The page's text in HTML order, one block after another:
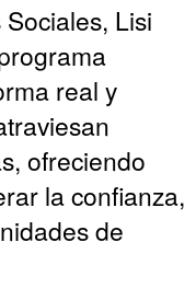
Lisi
real y
ofreciendo
la confianza,
de